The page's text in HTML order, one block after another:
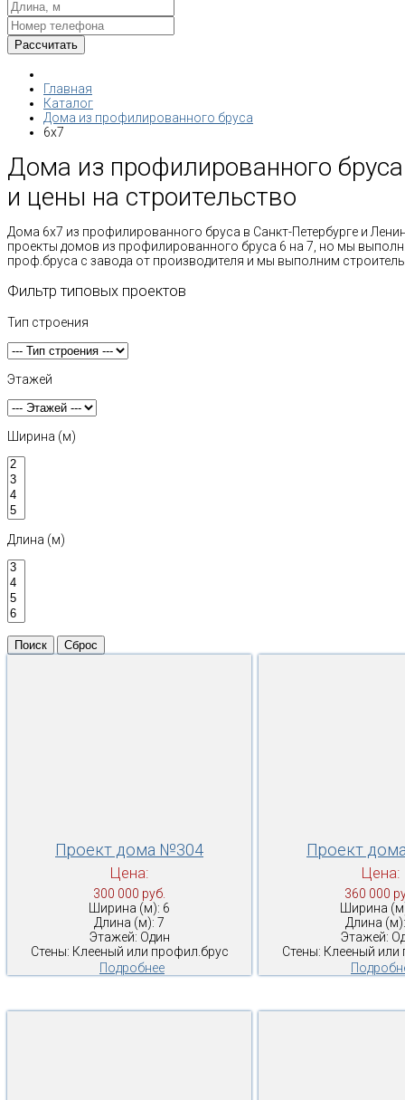
Главная
Каталог
Дома из профилированного бруса
6x7
Дома из профилированного
и цены на строительство
Дома 6х7 из профилированного бруса в Санкт-Петербурге и
проекты домов из профилированного бруса 6 на 7, но мы
проф.бруса с завода от производителя и мы выполним
Фильтр типовых проектов
Тип строения
Этажей
Ширина (м)
Длина (м)
Проект дома №304
Цена:
300 000 руб.
Ширина (м): 6
Длина (м): 7
Этажей: Один
Стены: Клееный или профил.брус
Подробнее
Проект
Цена:
360 000
Ширина
Длина
Этажей:
Стены: Клееный или